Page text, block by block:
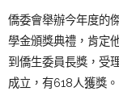
僑委會舉辦今年度的
學金頒獎典禮，肯定
到僑生委員長獎，受
成立，有618人獲獎。